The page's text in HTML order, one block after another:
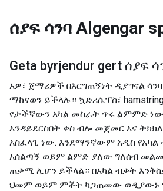
ሰያፍ ሳንባ Algengar
Geta byrjendur gert ሰያፍ
አዎ፣ ጀማሪዎች በእርግጠኝነት ዲያግናል
ማከናወን ይችላሉ። ኳድሪሴፕስ፣
የታችኛውን አካል መስራት ጥሩ ልምምድ
እንዳይደርስበት ቀስ ብሎ መጀመር እና
አስፈላጊ ነው. እንደማንኛውም አዲስ የአካል
አሰልጣኝ ወይም ልምድ ያለው ግለሰብ
ጠቃሚ ሊሆን ይችላል። በአካል ብቃት
ህመም ወይም ምቾት ካጋጠመው ወዲያውኑ